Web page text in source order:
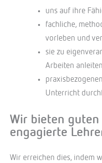
uns auf ihre
fachliche,
vorleben und
sie zu
Arbeiten
Unterricht
Wir bieten
engagierte
Wir erreichen dies, indem